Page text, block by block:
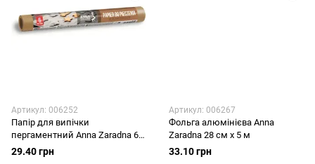
Артикул: 006252
Папір для випічки
пергаментний Anna Zaradna 6
м
29.40 грн
Артикул: 006267
Фольга алюмінієва Anna
Zaradna 28 см х 5 м
33.10 грн